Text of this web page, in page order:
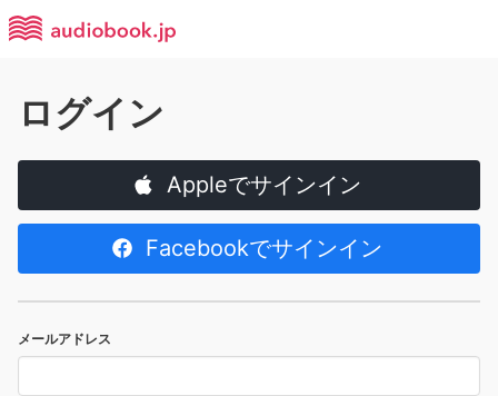
ログイン
Appleでサインイン
Facebookでサインイン
メールアドレス